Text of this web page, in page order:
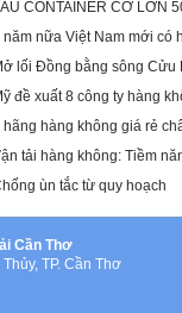
CONTAINER CỠ LỚN
năm nữa Việt Nam mới có
lối Đồng bằng sông Cửu
đề xuất 8 công ty hàng
hãng hàng không giá rẻ
tải hàng không: Tiềm
ùn tắc từ quy hoạch
Cần Thơ
TP. Cần Thơ